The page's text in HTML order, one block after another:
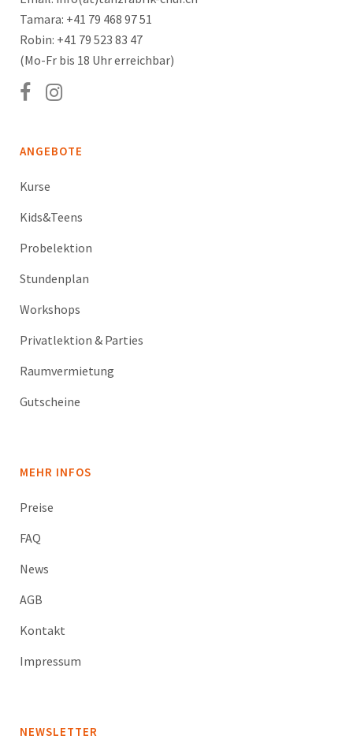
Tamara: +41 79 468 97 51
Robin: +41 79 523 83 47
(Mo-Fr bis 18 Uhr erreichbar)
ANGEBOTE
Kurse
Kids&Teens
Probelektion
Stundenplan
Workshops
Privatlektion & Parties
Raumvermietung
Gutscheine
MEHR INFOS
Preise
FAQ
News
AGB
Kontakt
Impressum
NEWSLETTER